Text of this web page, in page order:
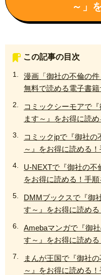
～」
この記事の目次
漫画「御社の不倫の
無料で読める電子書
コミックシーモアで
ます～』をお得に読
コミックjpで『御社
～』をお得に読める
U-NEXTで『御社の不
をお得に読める！手順
DMMブックスで『御
す～』をお得に読め
Amebaマンガで『御
す～』をお得に読め
まんが王国で『御社
～』をお得に読める